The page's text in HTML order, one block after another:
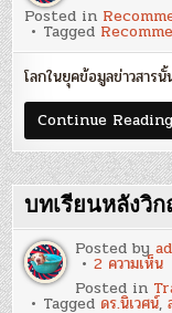
ด้
:
ด
เ
ร
Posted in
Tagged
โลกในยุคข้อมูลข่าวสาร
Continue Reading
บทเรียนหลังวิก
Posted by
2 ความเห็นบน
บท
Posted in
Tagged ดร.นิเวศน์,